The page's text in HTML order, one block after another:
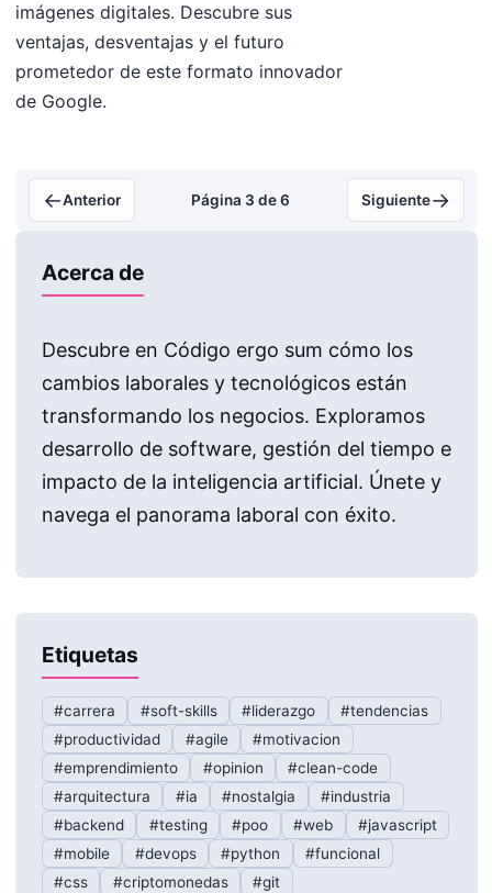
imágenes digitales. Descubre sus
ventajas, desventajas y el futuro
prometedor de este formato innovador
de Google.
←Anterior Página 3 de 6 Siguiente→
Acerca de
Descubre en Código ergo sum cómo los
cambios laborales y tecnológicos están
transformando los negocios. Exploramos
desarrollo de software, gestión del tiempo e
impacto de la inteligencia artificial. Únete y
navega el panorama laboral con éxito.
Etiquetas
#carrera #soft-skills #liderazgo
#tendencias
#productividad
#agile
#motivacion
#emprendimiento
#opinion
#clean-code
#arquitectura
#ia #nostalgia
#industria
#backend
#testing #poo #web
#javascript
#mobile
#devops #python
#funcional
#css
#criptomonedas
#git